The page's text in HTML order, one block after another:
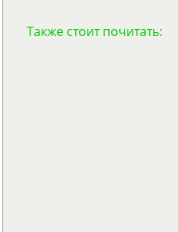
Также стоит почитать: